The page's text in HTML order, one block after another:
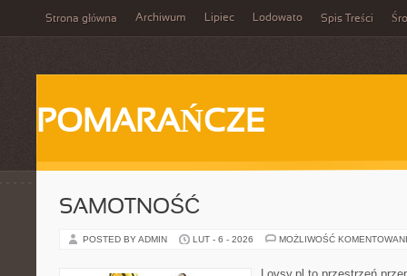
Strona główna Archiwum Lipiec Lodowato Spis Treści
POMARAŃCZE
SAMOTNOŚĆ
POSTED BY ADMIN LUT - 6 - 2026 MOŻLIWOŚĆ